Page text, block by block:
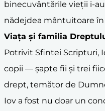
binecuvântările vieții i-
nădejdea mântuitoare
Viața și familia
Potrivit Sfintei Scripturi,
copii — șapte fii și trei
drept, temător de
Iov a fost nu doar un